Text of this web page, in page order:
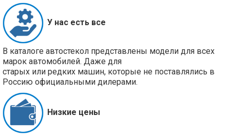
У нас есть все
В каталоге автостекол представлены модели для всех
марок автомобилей. Даже для
старых или редких машин, которые не поставлялись в
Россию официальными дилерами.
Низкие цены